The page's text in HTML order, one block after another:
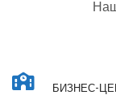
БИЗНЕС-